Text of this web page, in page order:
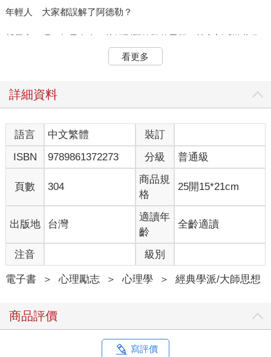
年輕人 大家都誤解了阿德勒？
哲學家 嗯。如果有人一接觸到阿德勒的思想，就立刻感激萬分
地表示：「我活得比較輕鬆了。」這個人便是對阿德勒有很深的
誤解。因為當你真正了解阿德勒對我們的要求所具有的那些實質
哲學家 目前為止聽你所說的內容，是那樣沒錯。不過話說回
來，也不是只有你會這樣。許多阿德勒學派的門徒（阿德勒心理
學的實踐者）是以誤解為入口而登上理解的階梯。相信你一定是
還沒找到那道應該攀登的階梯；即使是年輕時候的我，也不是馬
上就找到的。
哲學家 現在的你在教育工作上遇到瓶頸，顯露出對阿德勒的不
信任，而且接連兩次激動地表示要捨棄阿德勒。為什麼需要那麼
憤慨呢？想必你一定認為阿德勒的思想就像魔法一樣，只要揮一
揮魔杖，一切都能立即實現。
帶有錯誤認知的阿德勒，認識真正的阿德勒。
年輕人 才不是這樣！第一，我原先就沒有期待阿德勒像魔法一
看更多
詳細資料
語言 中文繁體
裝訂
ISBN
9789861372273 分級 普通級
頁數 304
商品規
格
25開15*21cm
出版地 台灣
適讀年
齡
全齡適讀
注音 級別
電子書 ＞ 心理勵志 ＞ 心理學 ＞ 經典學派/大師思想
商品評價
寫評價